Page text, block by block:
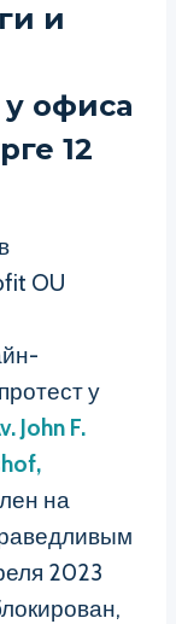
и
у офиса
12
OU
у
John F.
на
2023